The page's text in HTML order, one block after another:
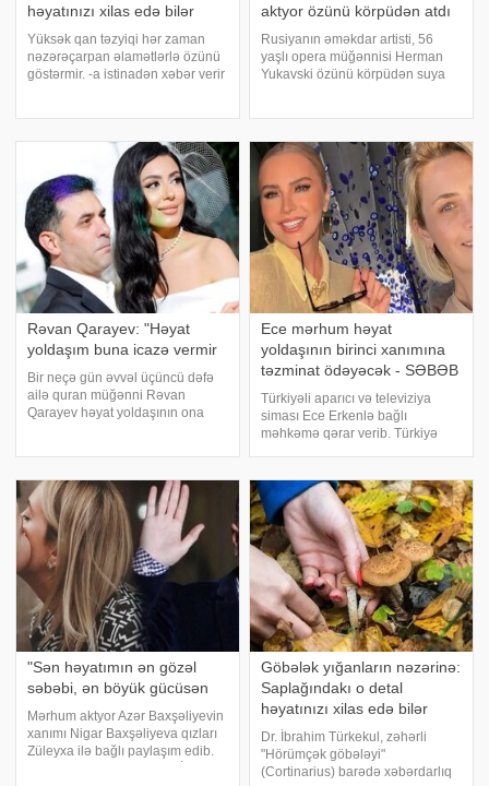
həyatınızı xilas edə bilər
Yüksək qan təzyiqi hər zaman
nəzərəçarpan əlamətlərlə özünü
göstərmir. -a istinadən xəbər verir
stres və ya ağrı fonunda qan
aktyor özünü körpüdən atdı
Rusiyanın əməkdar artisti, 56
yaşlı opera müğənnisi Herman
Yukavski özünü körpüdən suya
həyat yoldaşı ilə mübahisə olub.
Bildirilir ki
Rəvan Qarayev: "Həyat
yoldaşım buna icazə vermir
Bir neçə gün əvvəl üçüncü dəfə
ailə quran müğənni Rəvan
Qarayev həyat yoldaşının ona
danışıb. "Çox adam deyir ki, mən
Ece mərhum həyat
yoldaşının birinci xanımına
təzminat ödəyəcək - SƏBƏB
Türkiyəli aparıcı və televiziya
siması Ece Erkenlə bağlı
məhkəmə qərar verib. Türkiyə
Ece Erken həyat yoldaşının
keçmiş xanımının avtomobilinə
vurduğu zərər
"Sən həyatımın ən gözəl
səbəbi, ən böyük gücüsən
Mərhum aktyor Azər Baxşəliyevin
xanımı Nigar Baxşəliyeva qızları
Züleyxa ilə bağlı paylaşım edib.
Göbələk yığanların nəzərinə:
Saplağındakı o detal
həyatınızı xilas edə bilər
Dr. İbrahim Türkekul, zəhərli
"Hörümçək göbələyi"
(Cortinarius) barədə xəbərdarlıq